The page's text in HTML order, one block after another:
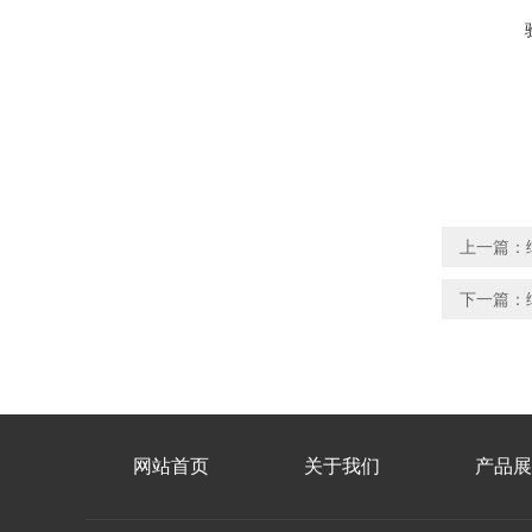
上一篇：
下一篇：
网站首页 关于我们 产品